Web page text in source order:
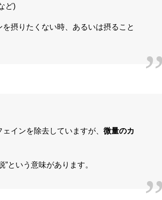
ど)
摂りたくない時、あるいは摂ること
インを除去していますが、 微量のカ
”という意味があります。